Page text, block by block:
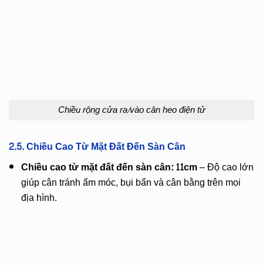
Chiều rộng cửa ra/vào cân heo điện tử
2.5. Chiều Cao Từ Mặt Đất Đến Sàn Cân
Chiều cao từ mặt đất đến sàn cân: 11cm– Độ cao lớn
giúp cân tránh ẩm móc, bụi bẩn và cân bằng trên mọi
địa hình.